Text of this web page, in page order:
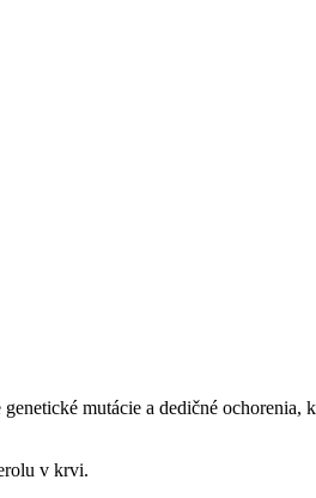
mutácie a⁢ dedičné ochorenia,​
v krvi.